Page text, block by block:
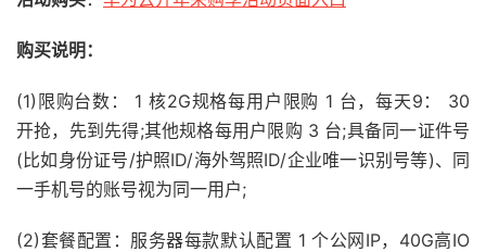
购买说明：
(1)限购台数： 1 核2G规格每用户限购 1 台，每天9： 30
开抢，先到先得;其他规格每用户限购 3 台;具备同一证件号
(比如身份证号/护照ID/海外驾照ID/企业唯一识别号等)、同
一手机号的账号视为同一用户;
(2)套餐配置：服务器每款默认配置 1 个公网IP，40G高IO